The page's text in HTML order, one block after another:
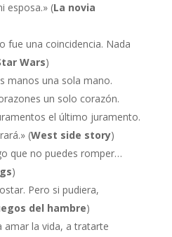
esposa.» (La novia
fue una coincidencia. Nada
Wars)
manos una sola mano.
un solo corazón.
el último juramento.
(West side story)
que no puedes romper…
)
Pero si pudiera,
del hambre)
amar la vida, a tratarte